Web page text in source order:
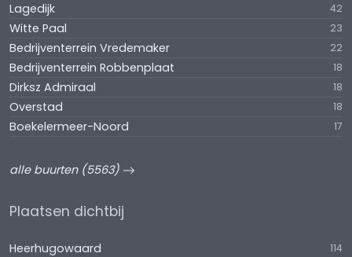
Lagedijk 42
Witte Paal 23
Bedrijventerrein Vredemaker 22
Bedrijventerrein Robbenplaat 18
Dirksz Admiraal 18
Overstad 18
Boekelermeer-Noord 17
alle buurten (5563)
Plaatsen dichtbij
Heerhugowaard 114